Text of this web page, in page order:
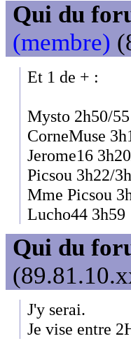
Qui du
(membre)
Et 1 de + :
Mysto 2h50/55
CorneMuse
Jerome16
Picsou 3h22/
Mme Picsou
Lucho44 3h59
Qui du
J'y serai.
Je vise entre